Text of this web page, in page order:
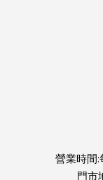
營業時間:
門市